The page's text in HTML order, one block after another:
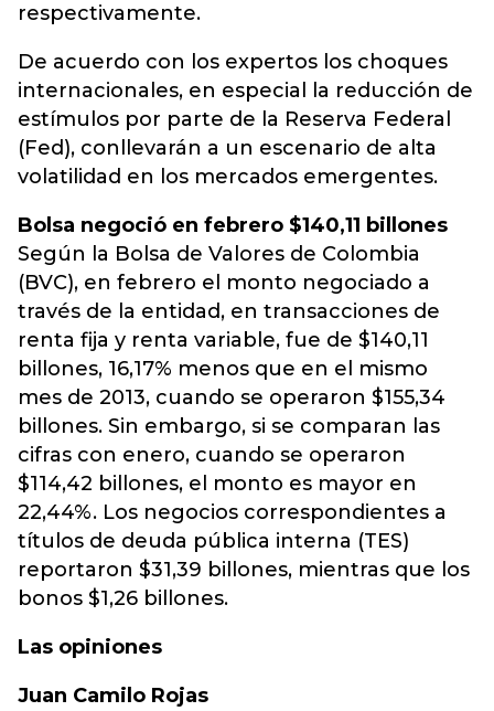
respectivamente.
De acuerdo con los expertos los choques
internacionales, en especial la reducción de
estímulos por parte de la Reserva Federal
(Fed), conllevarán a un escenario de alta
volatilidad en los mercados emergentes.
Bolsa negoció en febrero $140,11 billones
Según la Bolsa de Valores de Colombia
(BVC), en febrero el monto negociado a
través de la entidad, en transacciones de
renta fija y renta variable, fue de $140,11
billones, 16,17% menos que en el mismo
mes de 2013, cuando se operaron $155,34
billones. Sin embargo, si se comparan las
cifras con enero, cuando se operaron
$114,42 billones, el monto es mayor en
22,44%. Los negocios correspondientes a
títulos de deuda pública interna (TES)
reportaron $31,39 billones, mientras que los
bonos $1,26 billones.
Las opiniones
Juan Camilo Rojas